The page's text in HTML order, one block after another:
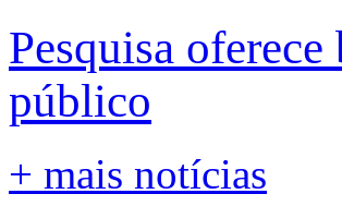
Pesquisa
público
+ mais notícias